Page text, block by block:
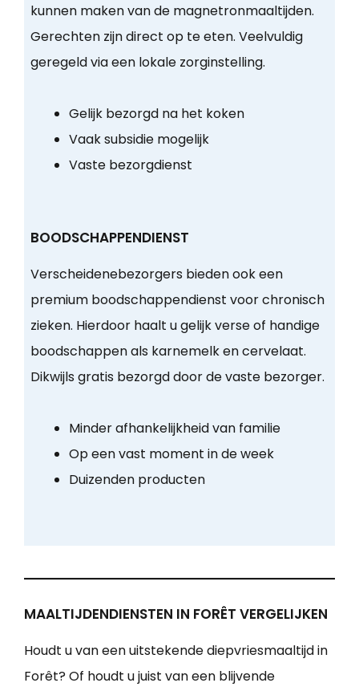
kunnen maken van de magnetronmaaltijden.
Gerechten zijn direct op te eten. Veelvuldig
geregeld via een lokale zorginstelling.
Gelijk bezorgd na het koken
Vaak subsidie mogelijk
Vaste bezorgdienst
BOODSCHAPPENDIENST
Verscheidenebezorgers bieden ook een
premium boodschappendienst voor chronisch
zieken. Hierdoor haalt u gelijk verse of handige
boodschappen als karnemelk en cervelaat.
Dikwijls gratis bezorgd door de vaste bezorger.
Minder afhankelijkheid van familie
Op een vast moment in de week
Duizenden producten
MAALTIJDENDIENSTEN IN FORÊT VERGELIJKEN
Houdt u van een uitstekende diepvriesmaaltijd in
Forêt? Of houdt u juist van een blijvende